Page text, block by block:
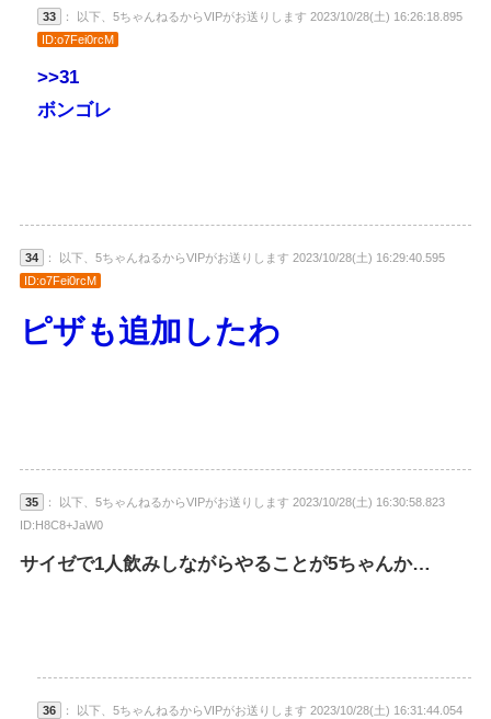
33
： 以下、5ちゃんねるからVIPがお送りします 2023/10/28(土) 16:26:18.895
ID:o7Fei0rcM
>>31
ボンゴレ
34
： 以下、5ちゃんねるからVIPがお送りします 2023/10/28(土) 16:29:40.595
ID:o7Fei0rcM
ピザも追加したわ
35
： 以下、5ちゃんねるからVIPがお送りします 2023/10/28(土) 16:30:58.823
ID:H8C8+JaW0
サイゼで1人飲みしながらやることが5ちゃんか…
36
： 以下、5ちゃんねるからVIPがお送りします 2023/10/28(土) 16:31:44.054